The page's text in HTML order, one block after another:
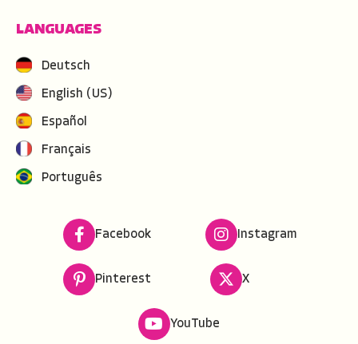
LANGUAGES
Deutsch
English (US)
Español
Français
Português
Facebook Instagram
Pinterest X
YouTube